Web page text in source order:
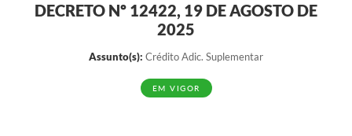
DECRETO Nº 12422, 19 DE AGOSTO DE
2025
Assunto(s): Crédito Adic. Suplementar
EM VIGOR